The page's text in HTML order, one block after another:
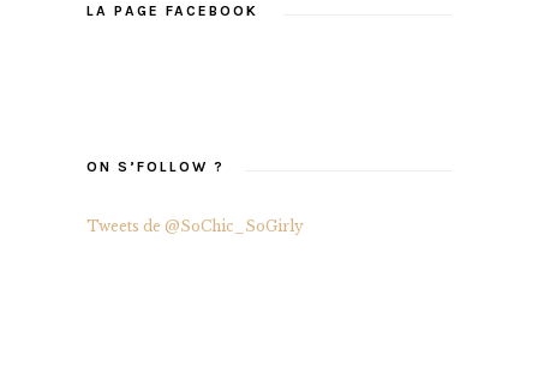
LA PAGE FACEBOOK
ON S’FOLLOW ?
Tweets de @SoChic_SoGirly